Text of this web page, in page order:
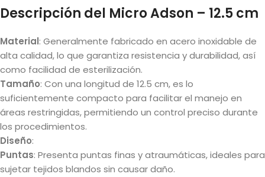
Descripción del Micro Adson – 12.5 cm
Material: Generalmente fabricado en acero inoxidable de
alta calidad, lo que garantiza resistencia y durabilidad, así
como facilidad de esterilización.
Tamaño: Con una longitud de 12.5 cm, es lo
suficientemente compacto para facilitar el manejo en
áreas restringidas, permitiendo un control preciso durante
los procedimientos.
Diseño:
Puntas: Presenta puntas finas y atraumáticas, ideales para
sujetar tejidos blandos sin causar daño.